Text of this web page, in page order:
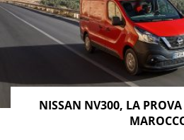
NISSAN NV300, LA